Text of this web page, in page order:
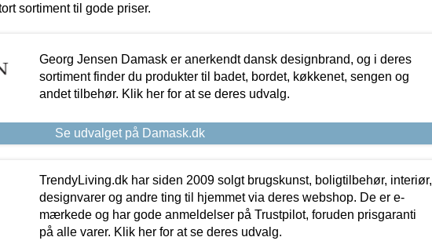
sortiment til gode priser.
Georg Jensen Damask er anerkendt dansk designbrand, og i deres
sortiment finder du produkter til badet, bordet, køkkenet, sengen og
andet tilbehør. Klik her for at se deres udvalg.
Se udvalget på Damask.dk
TrendyLiving.dk har siden 2009 solgt brugskunst, boligtilbehør, interiør,
designvarer og andre ting til hjemmet via deres webshop. De er e-
mærkede og har gode anmeldelser på Trustpilot, foruden prisgaranti
på alle varer. Klik her for at se deres udvalg.